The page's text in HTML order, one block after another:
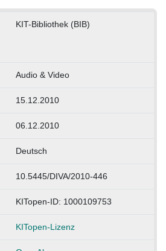
KIT-Bibliothek (BIB)
Audio & Video
15.12.2010
06.12.2010
Deutsch
10.5445/DIVA/2010-446
KITopen-ID: 1000109753
KITopen-Lizenz